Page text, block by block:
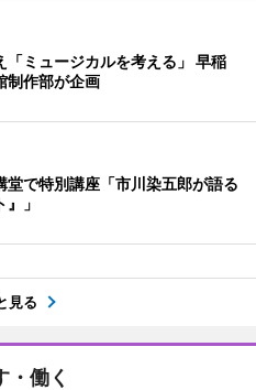
「ミュージカルを考える」 早稲
制作部が企画
堂で特別講座「市川染五郎が語る
」
見る
・働く